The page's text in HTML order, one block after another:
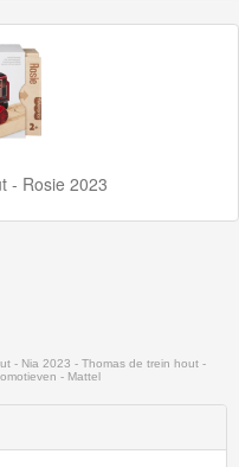
- Rosie 2023
- Nia 2023 - Thomas de trein hout -
- Mattel